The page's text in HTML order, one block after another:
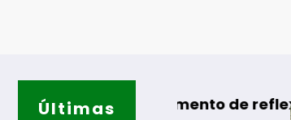
Últimas
– Momento de reflexão “As
Guarda –